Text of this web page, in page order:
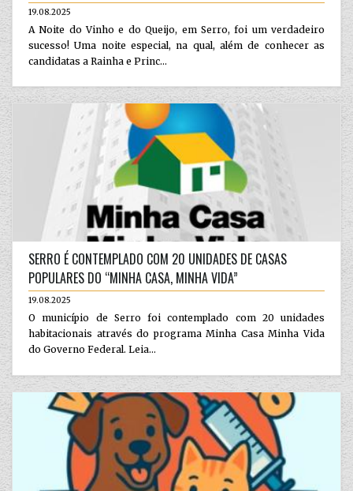
19.08.2025
A Noite do Vinho e do Queijo, em Serro, foi um verdadeiro
sucesso! Uma noite especial, na qual, além de conhecer as
candidatas a Rainha e Princ...
SERRO É CONTEMPLADO COM 20 UNIDADES DE CASAS
POPULARES DO “MINHA CASA, MINHA VIDA”
19.08.2025
O município de Serro foi contemplado com 20 unidades
habitacionais através do programa Minha Casa Minha Vida
do Governo Federal. Leia...